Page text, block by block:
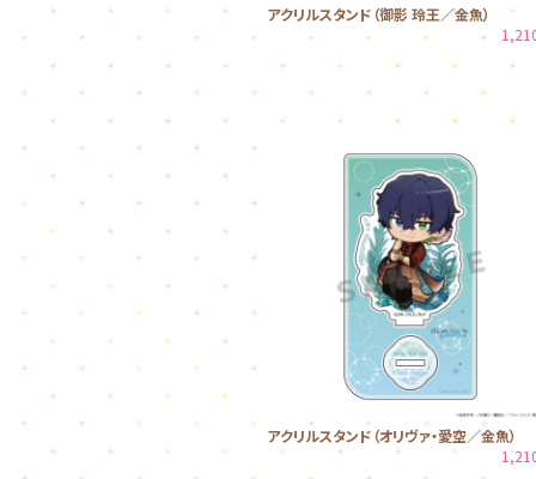
アクリルスタンド（御影 玲王／金魚）
アクリルスタンド（オリヴァ・愛空／金魚）